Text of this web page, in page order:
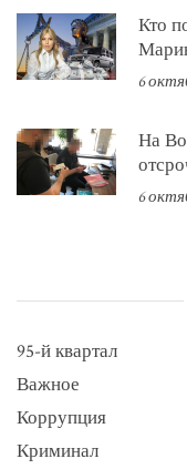
Кто
6
На
6
95-й квартал
Важное
Коррупция
Криминал